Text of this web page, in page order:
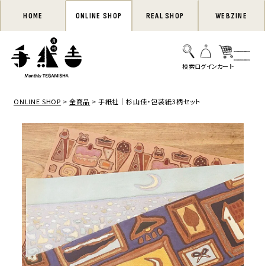
HOME ONLINE SHOP REAL SHOP WEBZINE
ONLINE SHOP 全商品 手紙社｜杉山佳・包装紙3柄セット